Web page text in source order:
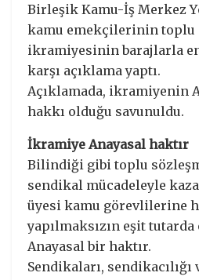
Birleşik Kamu-İş Merkez
kamu emekçilerinin toplu
ikramiyesinin barajlarla
karşı açıklama yaptı.
Açıklamada, ikramiyenin
hakkı olduğu savunuldu.
İkramiye Anayasal haktır
Bilindiği gibi toplu
sendikal mücadeleyle
üyesi kamu görevlilerine
yapılmaksızın eşit
Anayasal bir haktır.
Sendikaları, sendikacılığı